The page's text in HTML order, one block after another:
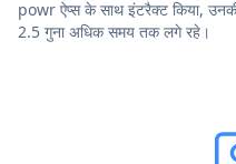
powr ऐप्स के साथ इंटरैक्ट किया,
2.5 गुना अधिक समय तक लगे रहे।